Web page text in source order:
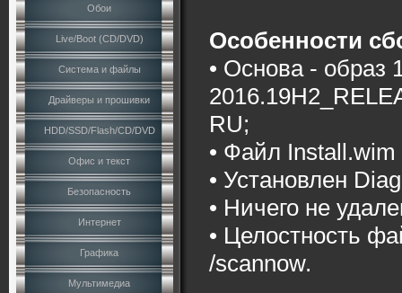
Обои
Live/Boot (CD/DVD)
Система и файлы
Драйверы и прошивки
HDD/SSD/Flash/CD/DVD
Офис и текст
Безопасность
Интернет
Графика
Мультимедиа
Особенности
• Основа - образ
RU;
• Файл Install.wim
• Установлен
• Ничего не
• Целостность
/scannow.